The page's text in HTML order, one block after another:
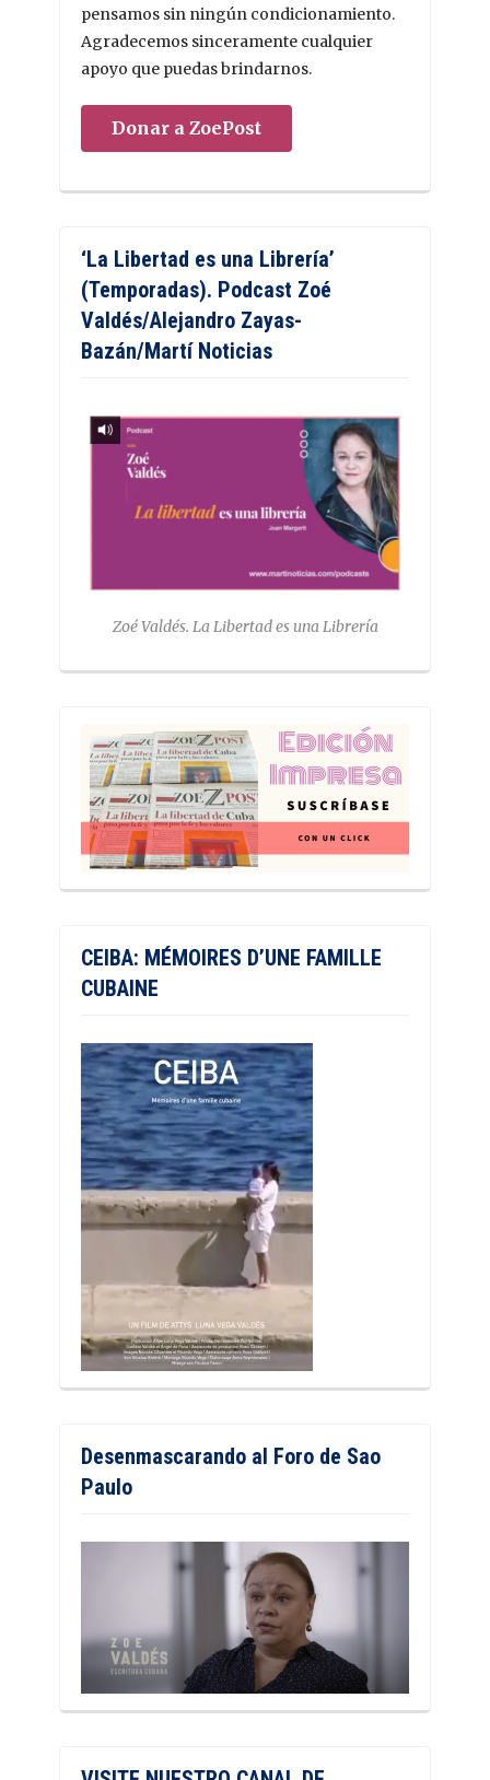
pensamos sin ningún condicionamiento.
Agradecemos sinceramente cualquier
apoyo que puedas brindarnos.
Donar a ZoePost
‘La Libertad es una Librería’
(Temporadas). Podcast Zoé
Valdés/Alejandro Zayas-
Bazán/Martí Noticias
Zoé Valdés. La Libertad es una Librería
CEIBA: MÉMOIRES D’UNE FAMILLE
CUBAINE
Desenmascarando al Foro de Sao
Paulo